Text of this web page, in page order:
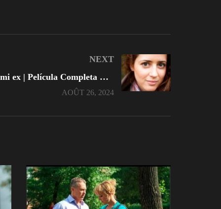
NEXT
El secreto de mi ex | Película Completa En Español
AOÛT 26, 2024